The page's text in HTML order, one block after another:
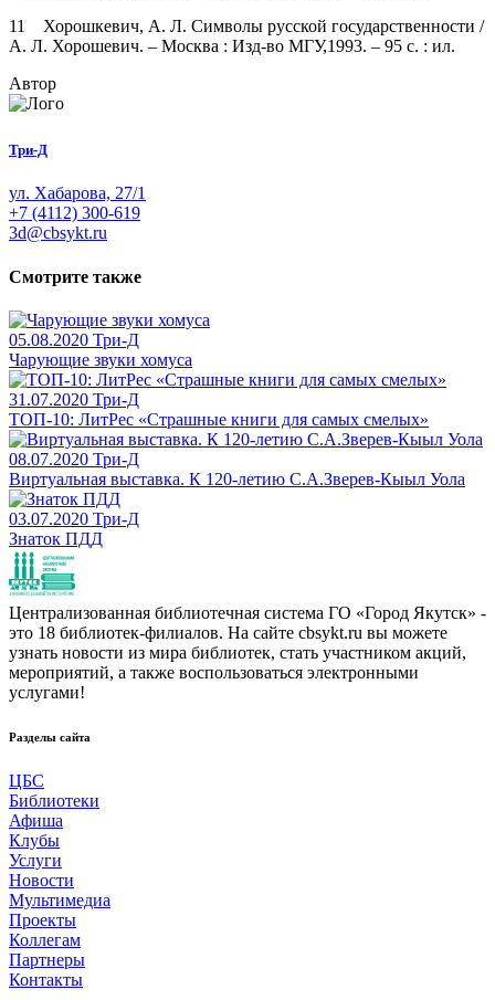
11 Хорошкевич, А. Л. Символы русской государственности /
А. Л. Хорошевич. – Москва : Изд-во МГУ,1993. – 95 с. : ил.
Автор
Три-Д
ул. Хабарова, 27/1
+7 (4112) 300-619
3d@cbsykt.ru
Смотрите также
05.08.2020 Три-Д
Чарующие звуки хомуса
31.07.2020 Три-Д
ТОП-10: ЛитРес «Страшные книги для самых смелых»
08.07.2020 Три-Д
Виртуальная выставка. К 120-летию С.А.Зверев-Кыыл Уола
03.07.2020 Три-Д
Знаток ПДД
Централизованная библиотечная система ГО «Город Якутск» -
это 18 библиотек-филиалов. На сайте cbsykt.ru вы можете
узнать новости из мира библиотек, стать участником акций,
мероприятий, а также воспользоваться электронными
услугами!
Разделы сайта
ЦБС
Библиотеки
Афиша
Клубы
Услуги
Новости
Мультимедиа
Проекты
Коллегам
Партнеры
Контакты